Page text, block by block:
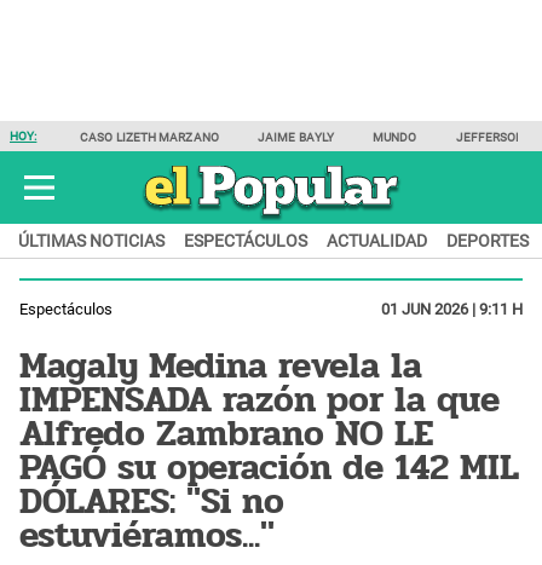
HOY: CASO LIZETH MARZANO JAIME BAYLY MUNDO JEFFERSON
ÚLTIMAS NOTICIAS ESPECTÁCULOS ACTUALIDAD DEPORTES
Espectáculos 01 JUN 2026 | 9:11 H
Magaly Medina revela la
IMPENSADA razón por la que
Alfredo Zambrano NO LE
PAGÓ su operación de 142 MIL
DÓLARES: "Si no
estuviéramos..."